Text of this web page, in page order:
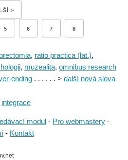
>
5 6 7 8
, ratio practica (lat.),
, muzealita, omnibus research
ending . . . . . . > další nová slova
integrace
modul - Pro webmastery -
- Kontakt